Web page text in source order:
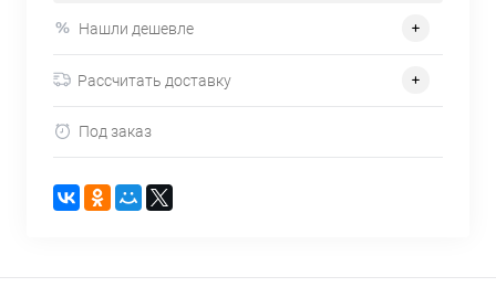
Нашли дешевле
Рассчитать доставку
Под заказ